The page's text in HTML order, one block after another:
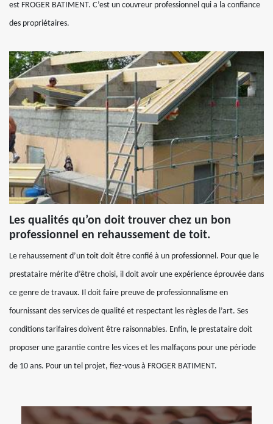
est FROGER BATIMENT. C’est un couvreur professionnel qui a la confiance
des propriétaires.
Les qualités qu’on doit trouver chez un bon
professionnel en rehaussement de toit.
Le rehaussement d’un toit doit être confié à un professionnel. Pour que le
prestataire mérite d’être choisi, il doit avoir une expérience éprouvée dans
ce genre de travaux. Il doit faire preuve de professionnalisme en
fournissant des services de qualité et respectant les règles de l’art. Ses
conditions tarifaires doivent être raisonnables. Enfin, le prestataire doit
proposer une garantie contre les vices et les malfaçons pour une période
de 10 ans. Pour un tel projet, fiez-vous à FROGER BATIMENT.